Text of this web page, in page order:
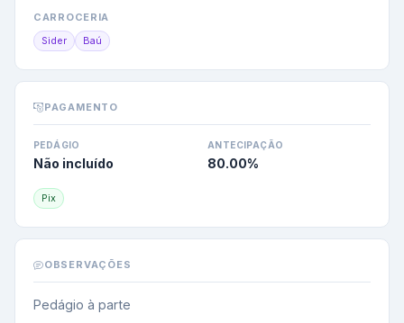
CARROCERIA
Sider Baú
PAGAMENTO
PEDÁGIO
Não incluído
ANTECIPAÇÃO
80.00%
Pix
OBSERVAÇÕES
Pedágio à parte